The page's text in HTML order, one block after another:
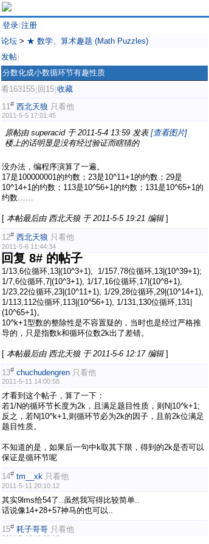
登录 注册
论坛 > ★ 数学、算术趣题 (Math Puzzles)
发帖
分数化成小数循环节有趣性质
看163155 回15 收藏
11# 西北天狼 只看他
2011-5-5 17:01:45
原帖由 superacid于 2011-5-4 13:59 发表 [查看图片]
楼上的话明显是没有经过验证而瞎猜的
没办法，编程序演算了一遍。
17是100000001的约数；23是10^11+1的约数；29是
10^14+1的约数；113是10^56+1的约数；131是10^65+1的
约数……
[ 本帖最后由 西北天狼 于 2011-5-5 19:21 编辑 ]
12# 西北天狼 只看他
2011-5-6 11:44:34
回复 8# 的帖子
1/13,6位循环,13|(10^3+1), 1/157,78位循环,13|(10^39+1);
1/7,6位循环,7|(10^3+1), 1/17,16位循环,17|(10^8+1),
1/23,22位循环,23|(10^11+1), 1/29,28位循环,29|(10^14+1),
1/113,112位循环,113|(10^56+1), 1/131,130位循环,131|
(10^65+1)。
10^k+1型数的整除性是不容置疑的，当时也是经过严格推
导的，只是指数k和循环位数2k出了差错。
[ 本帖最后由 西北天狼 于 2011-5-6 12:17 编辑 ]
13# chuchudengren 只看他
2011-5-11 14:00:58
才看到这个帖子，算了一下：
若1/N的循环节长度为2k，且满足题目性质，则N|10^k+1;
反之，若N|10^k+1,则循环节必为2k的因子，且前2k位满足
题目性质。
不知道的是，如果后一句中k取其下限，得到的2k是否可以
保证是循环节呢
14# tm__xk 只看他
2011-5-11 20:10:12
其实9lms给54了..虽然我写得比较简单..
话说像14+28+57神马的也可以..
15# 耗子哥哥 只看他
2011-5-16 11:23:13